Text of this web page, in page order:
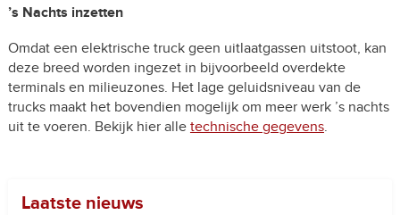
’s Nachts inzetten
Omdat een elektrische truck geen uitlaatgassen uitstoot, kan
deze breed worden ingezet in bijvoorbeeld overdekte
terminals en milieuzones. Het lage geluidsniveau van de
trucks maakt het bovendien mogelijk om meer werk ’s nachts
uit te voeren. Bekijk hier alle technische gegevens.
Laatste nieuws